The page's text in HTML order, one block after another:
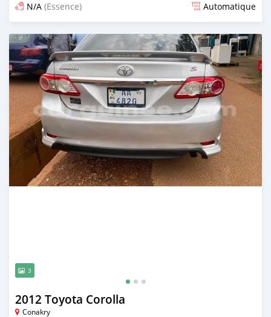
N/A (Essence) Automatique
Publié il y a plus de 2 ans
3
2012 Toyota Corolla
Conakry